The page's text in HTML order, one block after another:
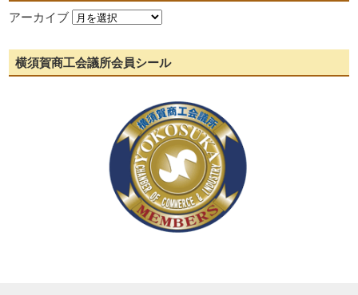
アーカイブ
横須賀商工会議所会員シール